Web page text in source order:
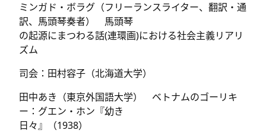
ミンガド・ボラグ（フリーランスライター、翻訳・通
訳、馬頭琴奏者） 馬頭琴
の起源にまつわる話(連環画)における社会主義リアリ
ズム
司会：田村容子（北海道大学）
田中あき（東京外国語大学） ベトナムのゴーリキ
ー：グエン・ホン『幼き
日々』（1938）